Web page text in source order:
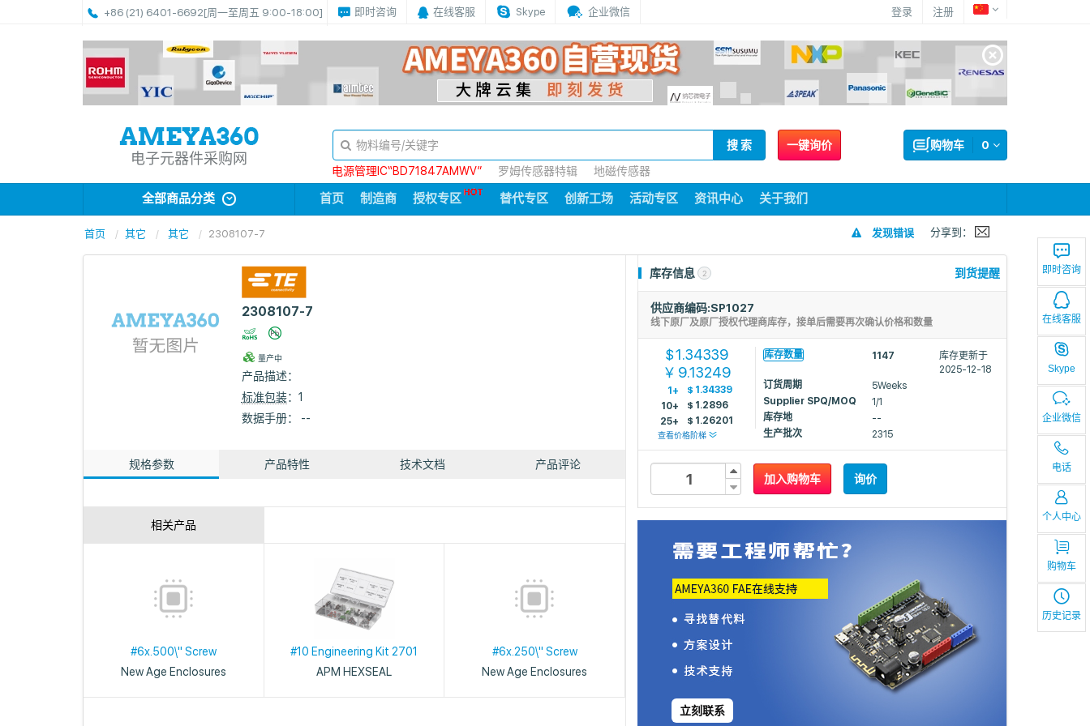
+86 (21) 6401-6692[周一至周五 9:00-18:00] 即时咨询 在线客服 Skype 企业微信 登录 注册
即时咨询
在线客服
Skype
企业微信
电话
个人中心
购物车
历史记录
电子元器件采购网
一键询价 0
购物车
搜 索
电源管理IC“BD71847AMWV”
罗姆传感器特辑 地磁传感器
全部商品分类 首页 制造商 授权专区 替代专区 创新工场 活动专区 资讯中心 关于我们
首页 其它 其它 2308107-7 发现错误 分享到：
2308107-7
量产中
产品描述：
标准包装：1
数据手册： --
规格参数 产品特性 技术文档 产品评论
相关产品
#6x.500\" Screw
New Age Enclosures
#10 Engineering Kit 2701
APM HEXSEAL
#6x.250\" Screw
New Age Enclosures
库存信息 2 到货提醒
供应商编码:SP1027
线下原厂及原厂授权代理商库存，接单后需要再次确认价格和数量
$1.34339
￥ 9.13249
查看价格阶梯
1+ $ 1.34339
10+
$ 1.2896
25+
$ 1.26201
库存数量 1147
库存更新于
2025-12-18
订货周期
5Weeks
Supplier SPQ/MOQ
1/1
库存地
--
生产批次
2315
加入购物车 询价
立刻联系